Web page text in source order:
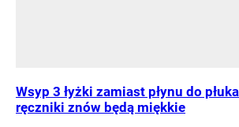
Wsyp 3 łyżki zamiast płynu do
ręczniki znów będą miękkie